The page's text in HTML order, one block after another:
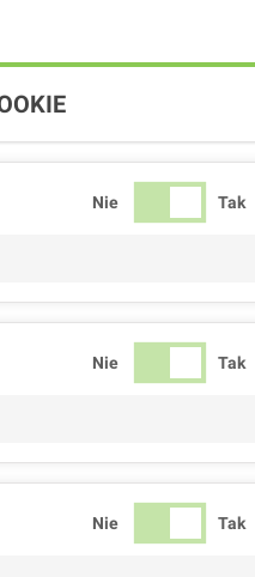
Nie Tak
Nie Tak
Nie Tak